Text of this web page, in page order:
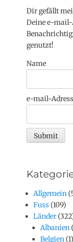
Dir gefällt
Deine e-
genutzt!
Name
e-mail-
Allgemein
Fuss (109)
Länder
Albanien
Belgien (1)